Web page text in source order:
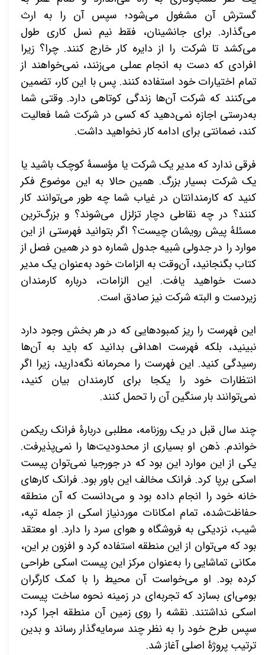
گسترش آن مشغول می‌شود؛ سپس آن را به ارث
می‌گذارد. برای جانشینان، فقط نیم نسل کاری طول
می‌کشد تا شرکت را از دایره کار خارج کنند. چرا؟ زیرا
افرادی که دست به انجام عملی می‌زنند، نمی‌خواهند از
تمام اختیارات خود استفاده کنند. پس با این کار، تضمین
می‌کنند که شرکت آن‌ها زندگی کوتاهی دارد. وقتی شما
به‌درستی اجازه نمی‌دهید که کسی در شرکت شما فعالیت
کند، ضمانتی برای ادامه کار نخواهید داشت.
فرقی ندارد که مدیر یک شرکت یا مؤسسۀ کوچک باشید یا
یک شرکت بسیار بزرگ. همین حالا به این موضوع فکر
کنید که کارمندانتان در غیاب شما چه طور می‌توانند کار
کنند؟ در چه نقاطی دچار تزلزل می‌شوند؟ و بزرگ‌ترین
مسئلۀ پیش رویشان چیست؟ اگر بتوانید فهرستی از این
موارد را در جدولی شبیه جدول شماره دو در همین فصل از
کتاب بگنجانید، آن‌وقت به الزامات خود به‌عنوان یک مدیر
دست خواهید یافت. این الزامات، درباره کارمندان
زیردست و البته شرکت نیز صادق است.
این فهرست را ریز کمبودهایی که در هر بخش وجود دارد
نبینید، بلکه فهرست اهدافی بدانید که باید به آن‌ها
رسیدگی کنید. این فهرست را محرمانه نگه‌دارید، زیرا اگر
انتظارات خود را یکجا برای کارمندان بیان کنید،
نمی‌توانند بار سنگین آن را تحمل کنند.
چند سال قبل در یک روزنامه، مطلبی دربارۀ فرانک ریکمن
خواندم. ذهن او بسیاری از محدودیت‌ها را نمی‌پذیرفت.
یکی از این موارد این بود که در جورجیا نمی‌توان پیست
اسکی برپا کرد. فرانک مخالف این باور بود. فرانک کارهای
خانه خود را انجام داده بود و می‌دانست که آن منطقه
حفاظت‌شده، تمام امکانات موردنیاز اسکی از جمله تپه،
شیب، نزدیکی به فروشگاه و هوای سرد را دارد. او معتقد
بود که می‌توان از این منطقه استفاده کرد و افزون بر این،
مکانی تماشایی را به‌عنوان مرکز این پیست اسکی طراحی
کرده بود. او می‌خواست آن محیط را با کمک کارگران
بومی‌ای بسازد که تجربه‌ای در زمینه نحوه ساخت پیست
اسکی نداشتند. نقشه را روی زمین آن منطقه اجرا کرد؛
سپس طرح خود را به نظر چند سرمایه‌گذار رساند و بدین
ترتیب پروژۀ اصلی آغاز شد.